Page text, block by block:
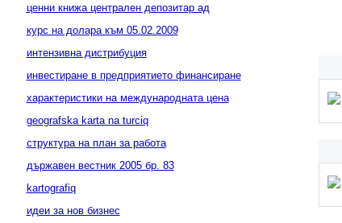
ценни книжа централен депозитар ад
курс на долара към 05.02.2009
интензивна дистрибуция
инвестиране в предприятието финансиране
характеристики на международната цена
geografska karta na turciq
структура на план за работа
държавен вестник 2005 бр. 83
kartografiq
идеи за нов бизнес